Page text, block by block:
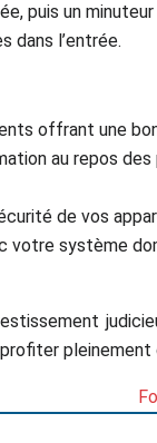
puis un
dans l’entrée.
offrant une
au repos
de vos
système